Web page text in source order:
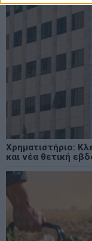
Χρηματιστήριο:
και νέα θετική